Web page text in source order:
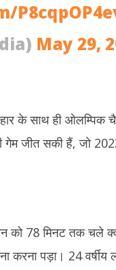
May 29,
के साथ ही ओलम्पिक
गेम जीत सकी हैं, जो
को 78 मिनट तक चले
करना पड़ा। 24 वर्षीय